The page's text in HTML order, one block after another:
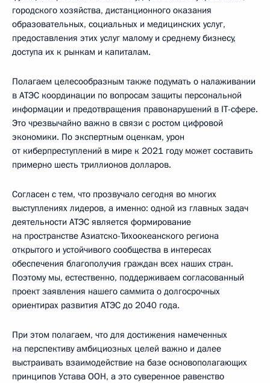
городского хозяйства, дистанционного оказания
образовательных, социальных и медицинских услуг,
предоставления этих услуг малому и среднему бизнесу,
доступа их к рынкам и капиталам.
Полагаем целесообразным также подумать о налаживании
в АТЭС координации по вопросам защиты персональной
информации и предотвращения правонарушений в IT-сфере.
Это чрезвычайно важно в связи с ростом цифровой
экономики. По экспертным оценкам, урон
от киберпреступлений в мире к 2021 году может составить
примерно шесть триллионов долларов.
Согласен с тем, что прозвучало сегодня во многих
выступлениях лидеров, а именно: одной из главных задач
деятельности АТЭС является формирование
на пространстве Азиатско-Тихоокеанского региона
открытого и устойчивого сообщества в интересах
обеспечения благополучия граждан всех наших стран.
Поэтому мы, естественно, поддерживаем согласованный
проект заявления нашего саммита о долгосрочных
ориентирах развития АТЭС до 2040 года.
При этом полагаем, что для достижения намеченных
на перспективу амбициозных целей важно и далее
выстраивать взаимодействие на базе основополагающих
принципов Устава ООН, а это суверенное равенство